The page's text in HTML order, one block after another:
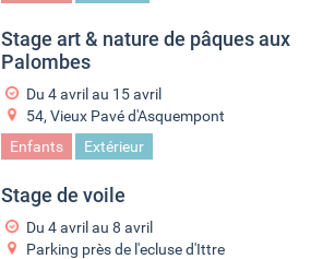
Stage art & nature de pâques aux
Palombes
Du 4 avril au 15 avril
54, Vieux Pavé d'Asquempont
Enfants
Extérieur
Stage de voile
Du 4 avril au 8 avril
Parking près de l'ecluse d'Ittre